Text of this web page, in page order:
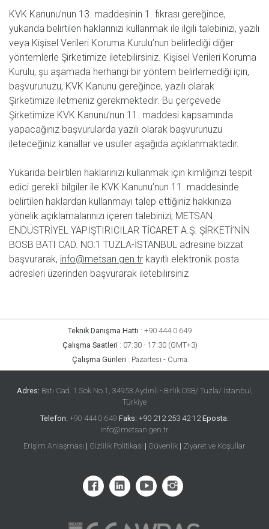
KVK Kanunu’nun 13. maddesinin 1. fıkrası gereğince,
yukarıda belirtilen haklarınızı kullanmak ile ilgili talebinizi, yazılı
veya Kişisel Verileri Koruma Kurulu’nun belirlediği diğer
yöntemlerle Şirketimize iletebilirsiniz. Kişisel Verileri Koruma
Kurulu, şu aşamada herhangi bir yöntem belirlemediği için,
başvurunuzu, KVK Kanunu gereğince, yazılı olarak
Şirketimize iletmeniz gerekmektedir. Bu çerçevede
Şirketimize KVK Kanunu’nun 11. maddesi kapsamında
yapacağınız başvurularda yazılı olarak başvurunuzu
ileteceğiniz kanallar ve usuller aşağıda açıklanmaktadır.
Yukarıda belirtilen haklarınızı kullanmak için kimliğinizi tespit
edici gerekli bilgiler ile KVK Kanunu’nun 11. maddesinde
belirtilen haklardan kullanmayı talep ettiğiniz hakkınıza
yönelik açıklamalarınızı içeren talebinizi; METSAN
ENDÜSTRİYEL YAPIŞTIRICILAR TİCARET A.Ş. ŞİRKETİ’NİN
BOSB BATI CAD. NO:1 TUZLA-İSTANBUL adresine bizzat
başvurarak, info@metsan.gen.tr kayıtlı elektronik posta
adresleri üzerinden başvurarak iletebilirsiniz
Teknik Danışma Hattı : +90 444 0 649
Çalışma Saatleri : 07:30 - 17:30 (GMT+3)
Çalışma Günleri : Pazartesi - Cuma
Adres: Batı Cad. 1.Sok No.1, 34953 Aydınlı - Birlik OSB/ Tuzla/ İstanbul,
Türkiye
Telefon: +90 444 0 649 Faks: +90 212 253 42 12 Eposta:
info@metsan.gen.tr
Erişim Anlaşması | Gizlilik Politikası | Güvenlik | Ziyaret ve Koşullar